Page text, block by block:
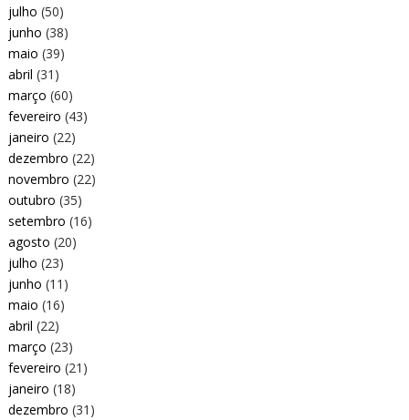
julho (50)
junho (38)
maio (39)
abril (31)
março (60)
fevereiro (43)
janeiro (22)
dezembro (22)
novembro (22)
outubro (35)
setembro (16)
agosto (20)
julho (23)
junho (11)
maio (16)
abril (22)
março (23)
fevereiro (21)
janeiro (18)
dezembro (31)